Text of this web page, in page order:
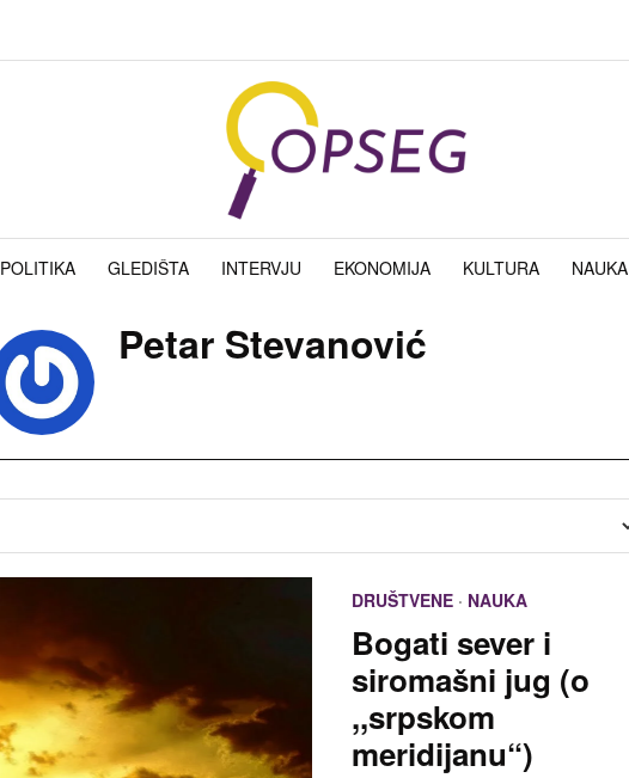
POLITIKA GLEDIŠTA INTERVJU EKONOMIJA KULTURA NAUKA
Petar Stevanović
DRUŠTVENE · NAUKA
Bogati sever i
siromašni jug (o
,,srpskom
meridijanu“)